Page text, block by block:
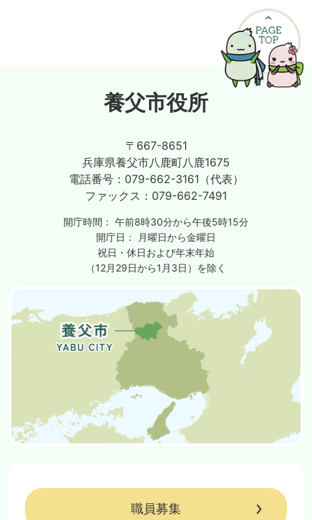
養父市役所
〒667-8651
兵庫県養父市八鹿町八鹿1675
電話番号： 079-662-3161（代表）
ファックス： 079-662-7491
開庁時間： 午前8時30分から午後5時15分
開庁日：
月曜日から金曜日
祝日・休日および年末年始
（12月29日から1月3日）を除く
職員募集